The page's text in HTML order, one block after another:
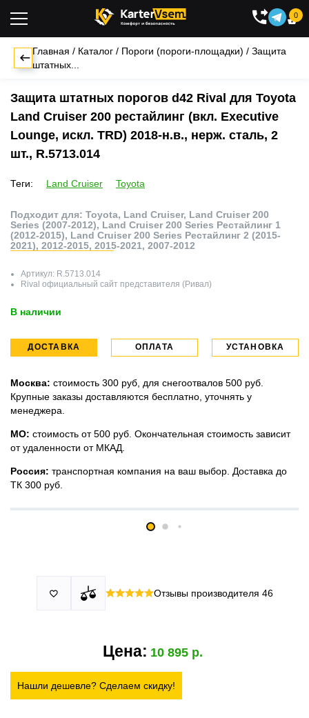

0
Главная / Каталог / Пороги (пороги-площадки) /Защита
штатных...
Защита штатных порогов d42 Rival для Toyota
Land Cruiser 200 рестайлинг (вкл. Executive
Lounge, искл. TRD) 2018-н.в., нерж. сталь, 2
шт., R.5713.014
Теги: Land Cruiser Toyota
Подходит для: Toyota, Land Cruiser, Land Cruiser 200
Series (2007-2012), Land Cruiser 200 Series Рестайлинг 1
(2012-2015), Land Cruiser 200 Series Рестайлинг 2 (2015-
2021), 2012-2015, 2015-2021, 2007-2012
Артикул: R.5713.014
Rival официальный сайт представителя (Ривал)
В наличии
ДОСТАВКА ОПЛАТА УСТАНОВКА
Москва: стоимость 300 руб, для снегоотвалов 500 руб.
Крупные заказы доставляются бесплатно, уточнять у
менеджера.
МО: стоимость от 500 руб. Окончательная стоимость зависит
от удаленности от МКАД.
Россия: транспортная компания на ваш выбор. Доставка до
ТК 300 руб.
Принимаем все виды оплаты в том числе переводы и СПБ.
По России: оплата производится до момента отгрузки в ТК.
У нас 2 установочных центра:г. Москва, ул. Привольная д 2,
скидка 25%
 Отзывы производителя 46
Цена: 10 895
Нашли дешевле? Сделаем скидку!